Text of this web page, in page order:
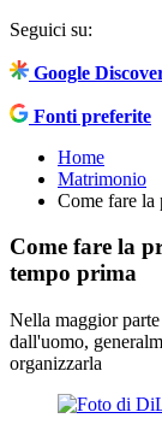
Seguici su:
Google
Fonti preferite
Home
Matrimonio
Come fare la
Come fare la
tempo prima
Nella maggior
dall'uomo,
organizzarla